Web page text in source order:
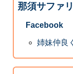
那須サファ
Facebook
姉妹仲良